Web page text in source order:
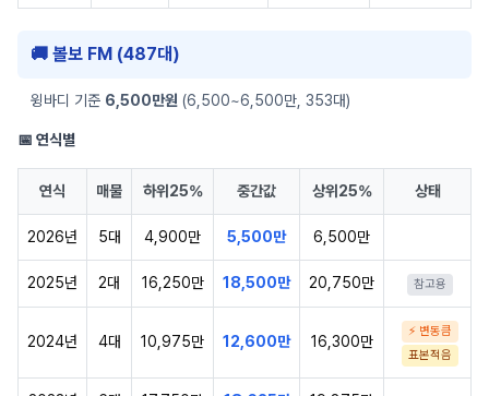
🚚 볼보 FM (487대)
윙바디 기준 6,500만원 (6,500~6,500만, 353대)
📅 연식별
연식 매물 하위25% 중간값 상위25% 상태
2026년 5대 4,900만 5,500만 6,500만
2025년 2대 16,250만 18,500만 20,750만 참고용
2024년 4대 10,975만 12,600만 16,300만
⚡ 변동큼
표본적음